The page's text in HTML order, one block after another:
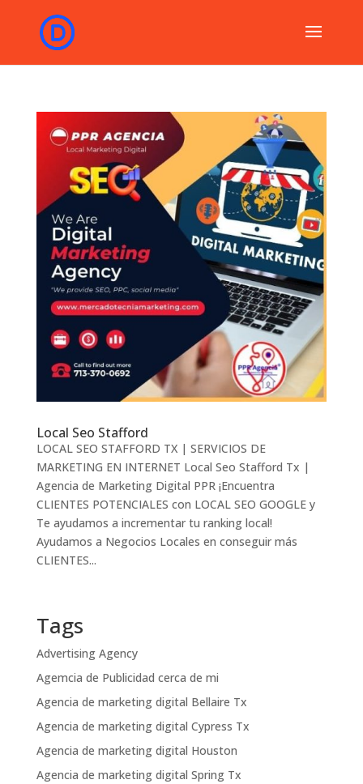
Local Seo Stafford
LOCAL SEO STAFFORD TX | SERVICIOS DE
MARKETING EN INTERNET Local Seo Stafford Tx |
Agencia de Marketing Digital PPR ¡Encuentra
CLIENTES POTENCIALES con LOCAL SEO GOOGLE y
Te ayudamos a incrementar tu ranking local!
Ayudamos a Negocios Locales en conseguir más
CLIENTES...
Tags
Advertising Agency
Agemcia de Publicidad cerca de mi
Agencia de marketing digital Bellaire Tx
Agencia de marketing digital Cypress Tx
Agencia de marketing digital Houston
Agencia de marketing digital Spring Tx